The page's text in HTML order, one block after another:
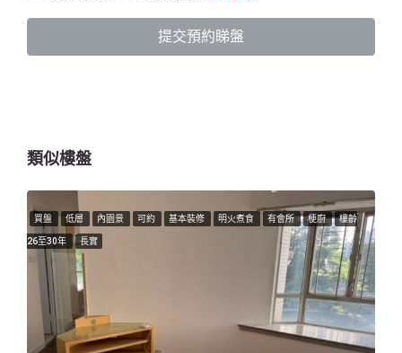
提交預約睇盤
類似樓盤
買盤 低層 內園景 可約 基本裝修 明火煮食 有會所 梗廚 樓齡
26至30年 長實